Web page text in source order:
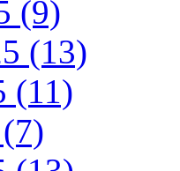
(9)
(13)
(11)